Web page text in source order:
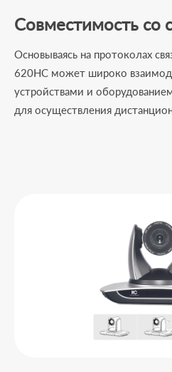
Совместимость со
Основываясь на протоколах
620HC может широко
устройствами и
для осуществления